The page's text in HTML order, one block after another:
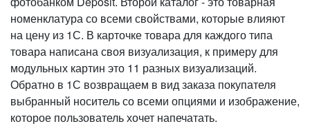
номенклатура со всеми свойствами, которые влияют
на цену из 1С. В карточке товара для каждого типа
товара написана своя визуализация, к примеру для
модульных картин это 11 разных визуализаций.
Обратно в 1С возвращаем в вид заказа покупателя
выбранный носитель со всеми опциями и изображение,
которое пользователь хочет напечатать.